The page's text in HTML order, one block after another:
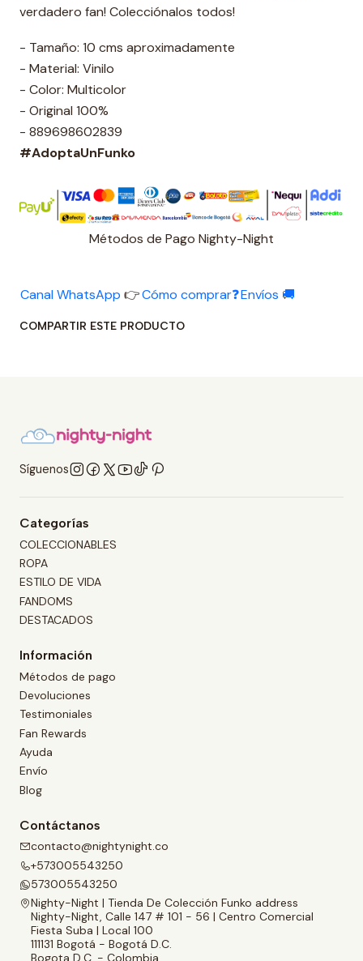
verdadero fan! Colecciónalos todos!
- Tamaño: 10 cms aproximadamente
- Material: Vinilo
- Color: Multicolor
- Original 100%
- 889698602839
#AdoptaUnFunko
Métodos de Pago Nighty-Night
Canal WhatsApp 👉Cómo comprar❓Envíos 🚚
COMPARTIR ESTE PRODUCTO
Síguenos
Categorías
COLECCIONABLES
ROPA
ESTILO DE VIDA
FANDOMS
DESTACADOS
Información
Métodos de pago
Devoluciones
Testimoniales
Fan Rewards
Ayuda
Envío
Blog
Contáctanos
contacto@nightynight.co
+573005543250
573005543250
Nighty-Night | Tienda De Colección Funko address
Nighty-Night, Calle 147 # 101 - 56 | Centro Comercial
Fiesta Suba | Local 100
111131 Bogotá - Bogotá D.C.
Bogota D.C. - Colombia